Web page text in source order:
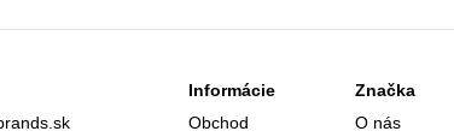
Informácie
Obchod
Značka
O nás